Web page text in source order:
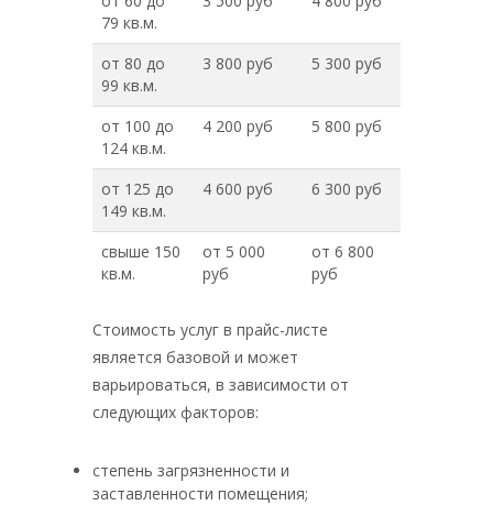
79 кв.м.
от 80 до
99 кв.м.
3 800 руб 5 300 руб
от 100 до
124 кв.м.
4 200 руб 5 800 руб
от 125 до
149 кв.м.
4 600 руб 6 300 руб
свыше 150
кв.м.
от 5 000
руб
от 6 800
руб
Стоимость услуг в прайс-листе
является базовой и может
варьироваться, в зависимости от
следующих факторов:
степень загрязненности и
заставленности помещения;